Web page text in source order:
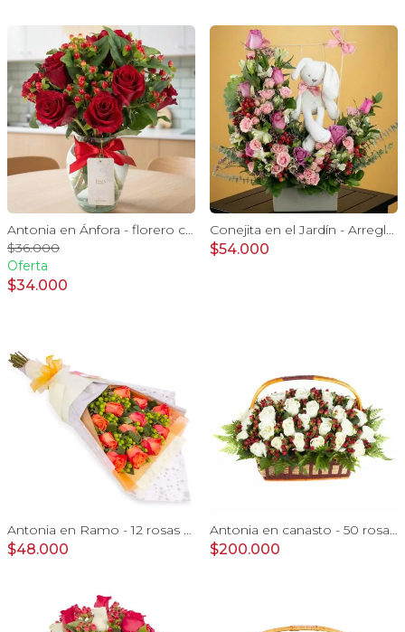
Antonia en Ánfora - florero con 9 rosas rojo e hypericum
$36.000
Oferta
$34.000
Conejita en el Jardín - Arreglo floral tonos rosa y conejita
$54.000
Antonia en Ramo - 12 rosas ecuatorianas naranjo e hypericum
$48.000
Antonia en canasto - 50 rosas ecuatoriana blanco e hypericum
$200.000